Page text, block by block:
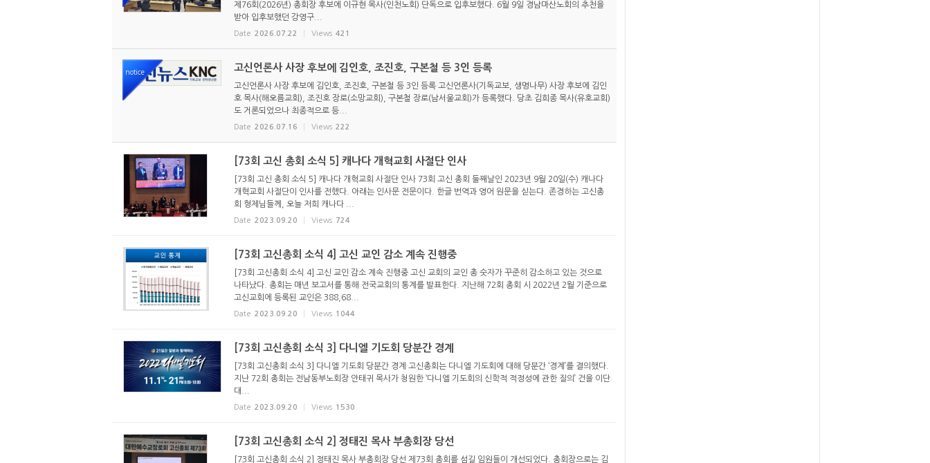
제76회(2026년) 총회장 후보에 이규현 목사(인천노회) 단독으로 입후보했다. 6월 9일 경남마산노회의 추천을
받아 입후보했던 강영구...
Date 2026.07.22 Views 421
notice 고신언론사 사장 후보에 김인호, 조진호, 구본철 등 3인 등록
고신언론사 사장 후보에 김인호, 조진호, 구본철 등 3인 등록 고신언론사(기독교보, 생명나무) 사장 후보에 김인
호 목사(해오름교회), 조진호 장로(소망교회), 구본철 장로(남서울교회)가 등록했다. 당초 김희종 목사(유호교회)
도 거론되었으나 최종적으로 등...
Date 2026.07.16 Views 222
[73회 고신 총회 소식 5] 캐나다 개혁교회 사절단 인사
[73회 고신 총회 소식 5] 캐나다 개혁교회 사절단 인사 73회 고신 총회 둘째날인 2023년 9월 20일(수) 캐나다
개혁교회 사절단이 인사를 전했다. 아래는 인사문 전문이다. 한글 번역과 영어 원문을 싣는다. 존경하는 고신총
회 형제님들께, 오늘 저희 캐나다 ...
Date 2023.09.20 Views 724
[73회 고신총회 소식 4] 고신 교인 감소 계속 진행중
[73회 고신총회 소식 4] 고신 교인 감소 계속 진행중 고신 교회의 교인 총 숫자가 꾸준히 감소하고 있는 것으로
나타났다. 총회는 매년 보고서를 통해 전국교회의 통계를 발표한다. 지난해 72회 총회 시 2022년 2월 기준으로
고신교회에 등록된 교인은 388,68...
Date 2023.09.20 Views 1044
[73회 고신총회 소식 3] 다니엘 기도회 당분간 경계
[73회 고신총회 소식 3] 다니엘 기도회 당분간 경계 고신총회는 다니엘 기도회에 대해 당분간 ‘경계’를 결의했다.
지난 72회 총회는 전남동부노회장 안태귀 목사가 청원한 ‘다니엘 기도회의 신학적 적정성에 관한 질의’ 건을 이단
대...
Date 2023.09.20 Views 1530
[73회 고신총회 소식 2] 정태진 목사 부총회장 당선
[73회 고신총회 소식 2] 정태진 목사 부총회장 당선 제73회 총회를 섬길 임원들이 개선되었다. 총회장으로는 김